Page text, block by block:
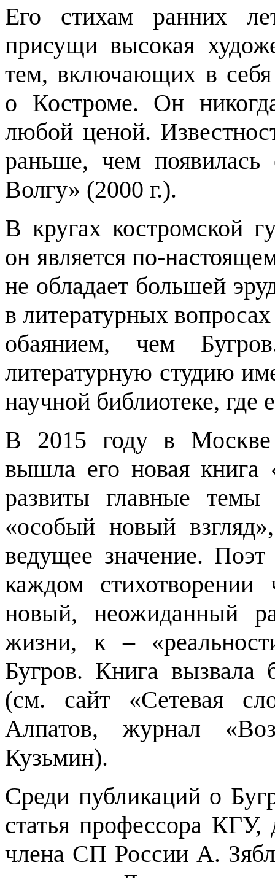
Его стихам ранних
присущи высокая
тем, включающих в себя
о Костроме. Он
любой ценой.
раньше, чем
Волгу» (2000 г.).
В кругах костромской
он является по-
не обладает большей
в литературных
обаянием, чем
литературную студию
научной библиотеке, где
В 2015 году в Москве
вышла его новая книга
развиты главные
«особый новый
ведущее значение.
каждом стихотворении
новый, неожиданный
жизни, к –
Бугров. Книга вызвала
(см. сайт «Сетевая
Алпатов, журнал
Кузьмин).
Среди публикаций о
статья профессора КГУ,
члена СП России А.